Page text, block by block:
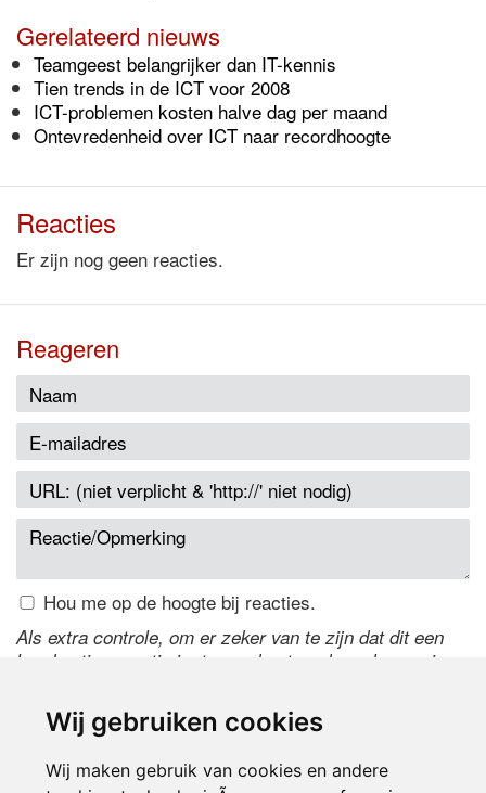
Wij gebruiken cookies
Wij maken gebruik van cookies en andere
Gerelateerd nieuws
Teamgeest belangrijker dan IT-kennis
Tien trends in de ICT voor 2008
ICT-problemen kosten halve dag per maand
Ontevredenheid over ICT naar recordhoogte
Reacties
Er zijn nog geen reacties.
Reageren
Hou me op de hoogte bij reacties.
Als extra controle, om er zeker van te zijn dat dit een
handmatige reactie is, typ onderstaande code over in
de code te wijzigen.